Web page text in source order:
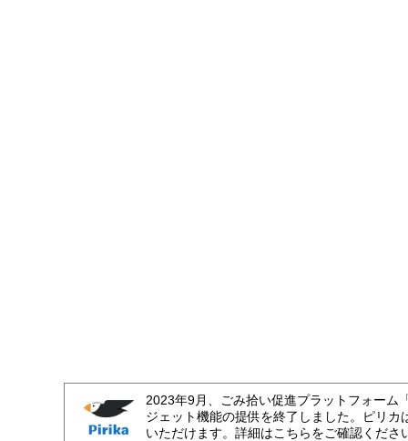
2023年9月、ごみ拾い促進プラットフォーム
ジェット機能の提供を終了しました。ピリカ
いただけます。詳細はこちらをご確認くださ